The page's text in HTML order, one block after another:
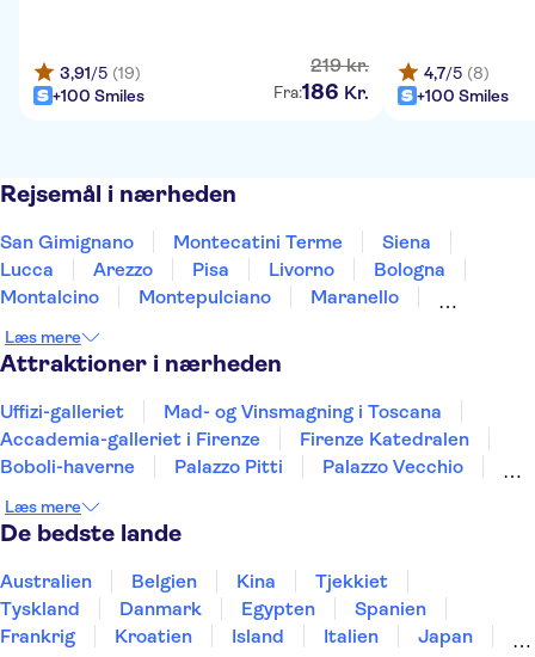
3,91/5 (19)
+100 Smiles
219 kr.
Fra:186 Kr.
4,7/5 (8)
+100 Smiles
Rejsemål i nærheden
San Gimignano Montecatini Terme
Siena
Lucca
Arezzo Pisa Livorno
Bologna
Montalcino
Montepulciano
Maranello
Læs mere
Attraktioner i nærheden
Uffizi-galleriet
Mad- og Vinsmagning i Toscana
Accademia-galleriet i Firenze
Firenze Katedralen
Boboli-haverne
Palazzo Pitti
Palazzo Vecchio
Bargello Nationalmuseum
Forum Romanum
Peterskirken
Læs mere
De bedste lande
Australien Belgien Kina
Tjekkiet
Tyskland
Danmark Egypten
Spanien
Frankrig
Kroatien Island Italien
Japan